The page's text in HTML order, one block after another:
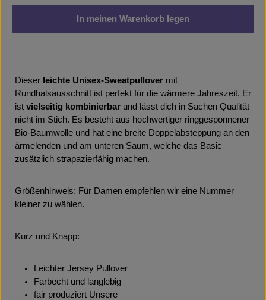
In meinen Warenkorb legen
Dieser leichte Unisex-Sweatpullover mit
Rundhalsausschnitt ist perfekt für die wärmere Jahreszeit. Er
ist vielseitig kombinierbar und lässt dich in Sachen Qualität
nicht im Stich. Es besteht aus hochwertiger ringgesponnener
Bio-Baumwolle und hat eine breite Doppelabsteppung an den
ärmelenden und am unteren Saum, welche das Basic
zusätzlich strapazierfähig machen.
Größenhinweis: Für Damen empfehlen wir eine Nummer
kleiner zu wählen.
Kurz und Knapp:
Leichter Jersey Pullover
Farbecht und langlebig
fair produziert Unsere